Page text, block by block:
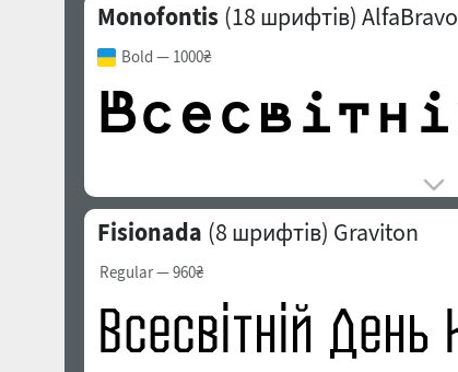
Monofontis (18 шрифтів) AlfaBravo
Bold — 1000₴
Fisionada (8 шрифтів) Graviton
Regular— 960₴